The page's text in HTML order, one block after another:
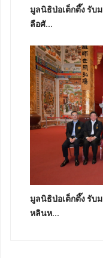
มูลนิธิป่อเต็กตึ๊ง รับ
ลือศั...
มูลนิธิป่อเต็กตึ๊ง รับ
หลินห...